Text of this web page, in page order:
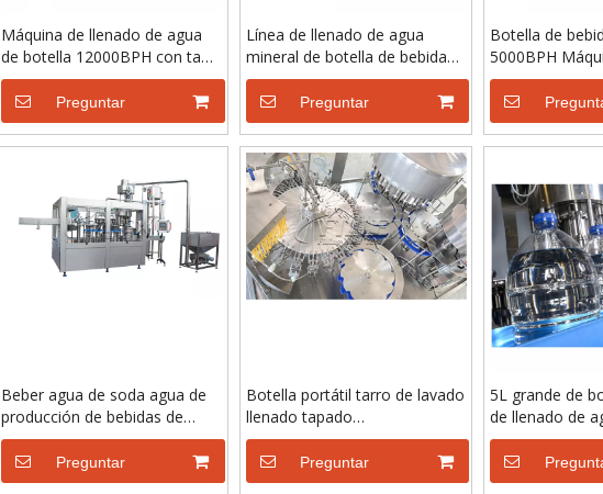
Máquina de llenado de agua
de botella 12000BPH con tapa
deportiva
Preguntar
Línea de llenado de agua
mineral de botella de bebida
de plástico 8000BPH
Preguntar
Botella de
5000BPH
de agua pura
Beber agua de soda agua de
producción de bebidas de
llenado Equipos de
tratamiento de
Preguntar
Botella portátil tarro de lavado
llenado tapado
completamente automática
Preguntar
5L grande de
de llenado de
máquina